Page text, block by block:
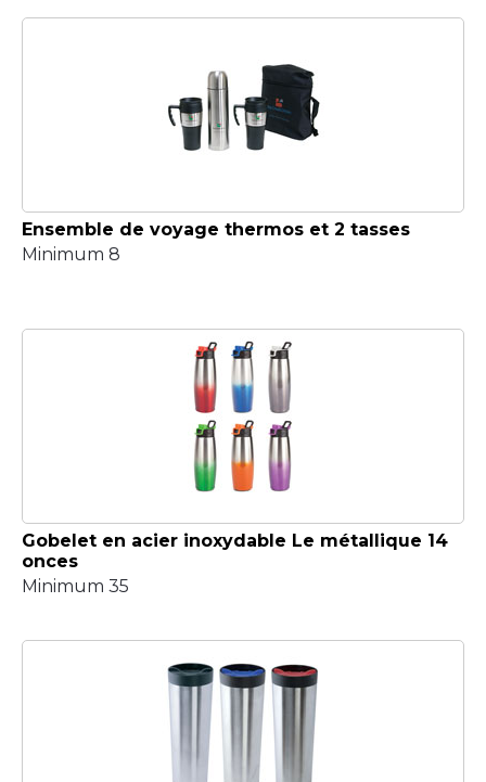
Ensemble de voyage thermos et 2 tasses
Minimum 8
Gobelet en acier inoxydable Le métallique 14
onces
Minimum 35